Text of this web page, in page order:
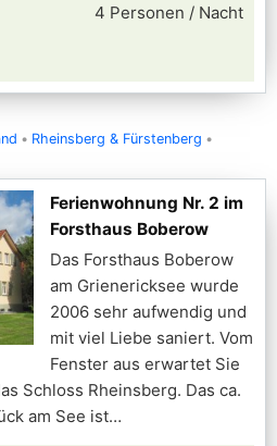
4 Personen / Nacht
Rheinsberg & Fürstenberg
Ferienwohnung Nr. 2 im
Forsthaus Boberow
Das Forsthaus Boberow
am Grienericksee wurde
2006 sehr aufwendig und
mit viel Liebe saniert. Vom
Fenster aus erwartet Sie
Schloss Rheinsberg. Das ca.
am See ist